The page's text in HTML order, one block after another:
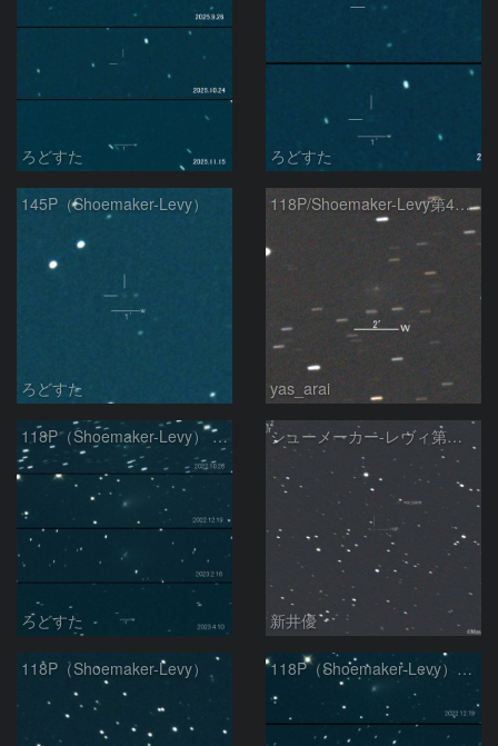
ろどすた ろどすた
145P（Shoemaker-Levy）
ろどすた
118P/Shoemaker-Levy第4彗星
yas_arai
118P（Shoemaker-Levy） の変化
ろどすた
シューメーカー-レヴィ第４彗星 (118P) : 2023/03/19
新井優
118P（Shoemaker-Levy） 118P（Shoemaker-Levy）の変化